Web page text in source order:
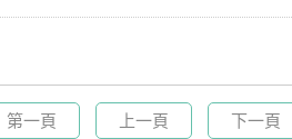
第一頁 上一頁 下一頁